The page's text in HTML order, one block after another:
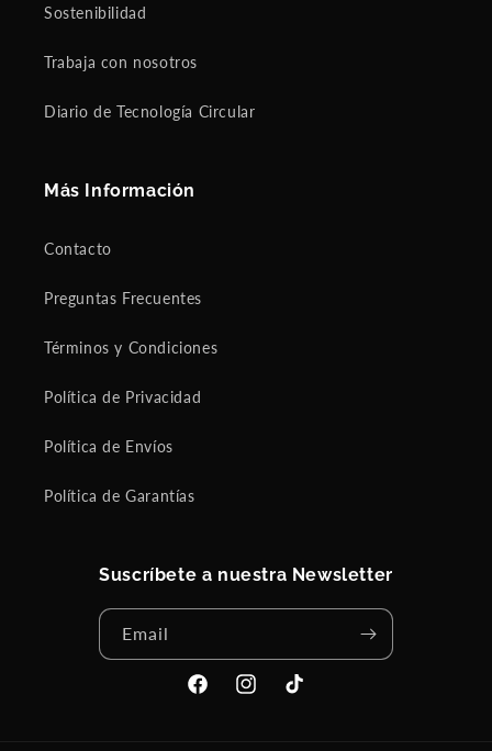
Sostenibilidad
Trabaja con nosotros
Diario de Tecnología Circular
Más Información
Contacto
Preguntas Frecuentes
Términos y Condiciones
Política de Privacidad
Política de Envíos
Política de Garantías
Suscríbete a nuestra Newsletter
Email
FacebookInstagramTikTok